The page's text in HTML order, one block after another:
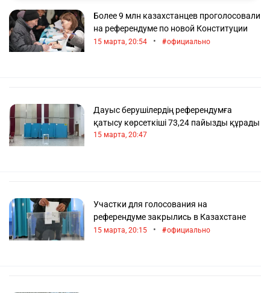
Более 9 млн казахстанцев проголосовали
на референдуме по новой Конституции
15 марта, 20:54 • официально
Дауыс берушілердің референдумға
қатысу көрсеткіші 73,24 пайызды құрады
15 марта, 20:47
Участки для голосования на
референдуме закрылись в Казахстане
15 марта, 20:15 • официально